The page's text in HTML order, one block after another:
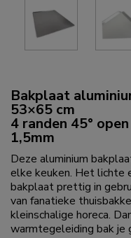
Bakplaat
53×65 cm
4 randen 45°
1,5mm
Deze aluminium
elke keuken. Het lichte
bakplaat prettig in
van fanatieke
kleinschalige horeca.
warmtegeleiding bak je